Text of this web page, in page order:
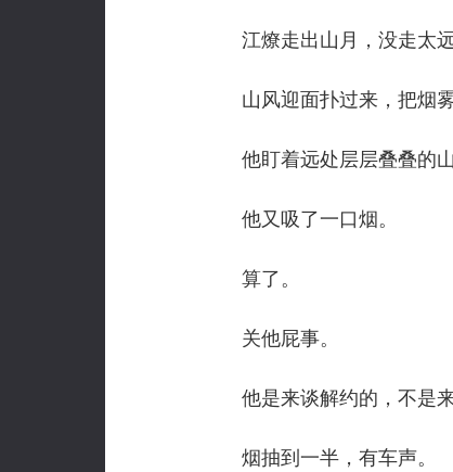
江燎走出山月，没走太远
山风迎面扑过来，把烟雾
他盯着远处层层叠叠的山
他又吸了一口烟。
算了。
关他屁事。
他是来谈解约的，不是来
烟抽到一半，有车声。